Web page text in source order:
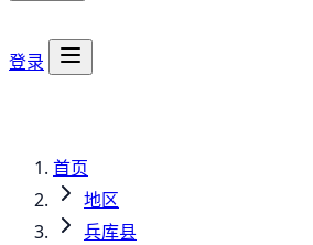
登录
首页
地区
兵库县